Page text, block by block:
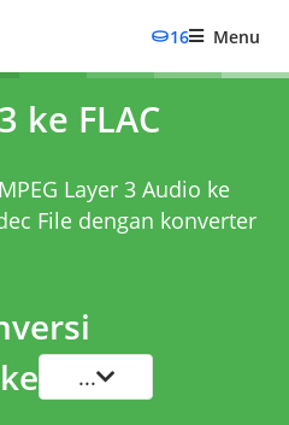
16 Menu
ke FLAC
Layer 3 Audio ke
File dengan konverter
ke ...